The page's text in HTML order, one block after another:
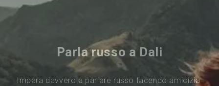
Parla russo a Dali
Impara davvero a parlare russo facendo amicizia